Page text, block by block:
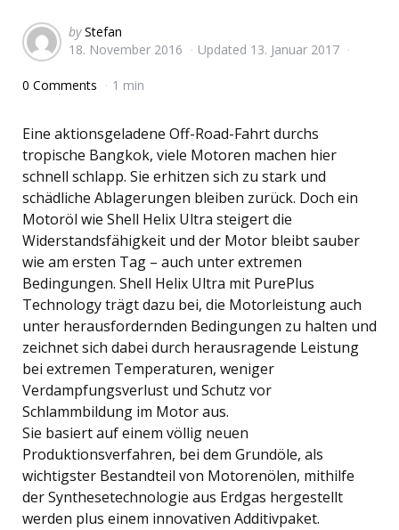
Posted
by
by Stefan
18. November 2016
Updated 13. Januar 2017
0 Comments 1 min
Eine aktionsgeladene Off-Road-Fahrt durchs
tropische Bangkok, viele Motoren machen hier
schnell schlapp. Sie erhitzen sich zu stark und
schädliche Ablagerungen bleiben zurück. Doch ein
Motoröl wie Shell Helix Ultra steigert die
Widerstandsfähigkeit und der Motor bleibt sauber
wie am ersten Tag – auch unter extremen
Bedingungen. Shell Helix Ultra mit PurePlus
Technology trägt dazu bei, die Motorleistung auch
unter herausfordernden Bedingungen zu halten und
zeichnet sich dabei durch herausragende Leistung
bei extremen Temperaturen, weniger
Verdampfungsverlust und Schutz vor
Schlammbildung im Motor aus.
Sie basiert auf einem völlig neuen
Produktionsverfahren, bei dem Grundöle, als
wichtigster Bestandteil von Motorenölen, mithilfe
der Synthesetechnologie aus Erdgas hergestellt
werden plus einem innovativen Additivpaket.